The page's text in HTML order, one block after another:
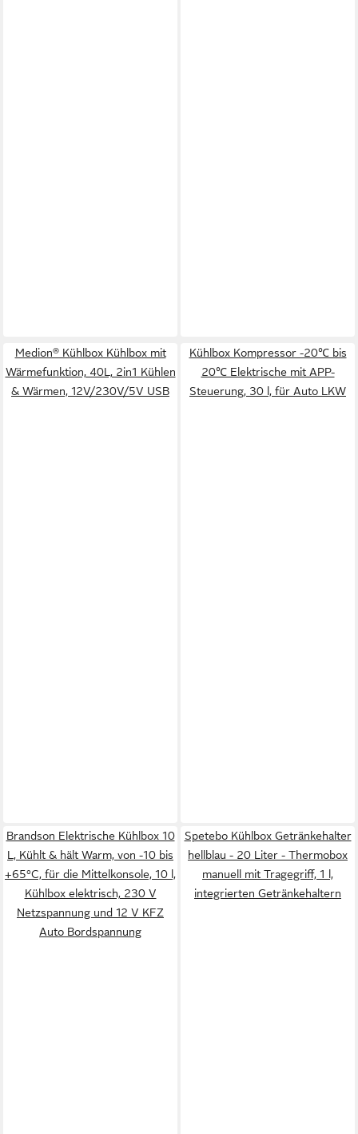
Medion® Kühlbox Kühlbox mit
Wärmefunktion, 40L, 2in1 Kühlen
& Wärmen, 12V/230V/5V USB
Kühlbox Kompressor -20℃ bis
20℃ Elektrische mit APP-
Steuerung, 30 l, für Auto LKW
Brandson Elektrische Kühlbox 10
L, Kühlt & hält Warm, von -10 bis
+65°C, für die Mittelkonsole, 10 l,
Kühlbox elektrisch, 230 V
Netzspannung und 12 V KFZ
Auto Bordspannung
Spetebo Kühlbox Getränkehalter
hellblau - 20 Liter - Thermobox
manuell mit Tragegriff, 1 l,
integrierten Getränkehaltern